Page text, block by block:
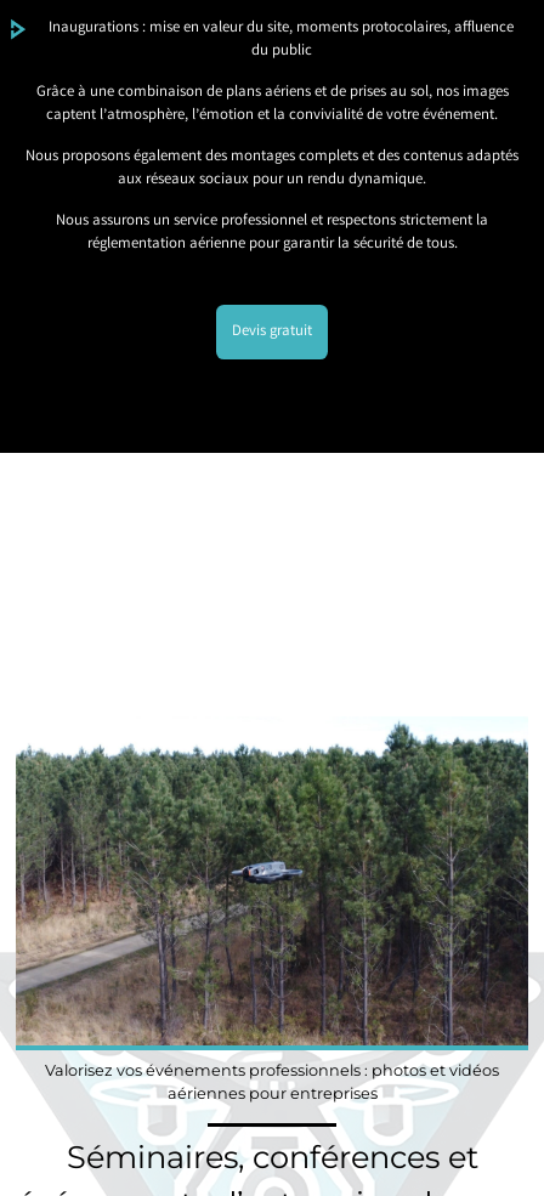
Inaugurations : mise en valeur du site, moments protocolaires, affluence
du public
Grâce à une combinaison de plans aériens et de prises au sol, nos images
captent l’atmosphère, l’émotion et la convivialité de votre événement.
Nous proposons également des montages complets et des contenus adaptés
aux réseaux sociaux pour un rendu dynamique.
Nous assurons un service professionnel et respectons strictement la
réglementation aérienne pour garantir la sécurité de tous.
Devis gratuit
Valorisez vos événements professionnels : photos et vidéos
aériennes pour entreprises
Séminaires, conférences et